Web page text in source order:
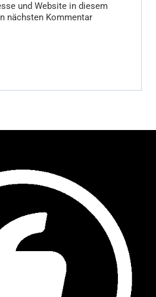
und Website in diesem
nächsten Kommentar